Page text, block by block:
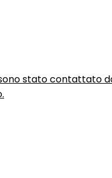
stato contattato